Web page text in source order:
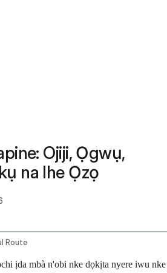
Ojiji, Ọgwụ,
na Ihe Ọzọ
Route
ịda mbà n'obi nke dọkịta nyere iwu nke